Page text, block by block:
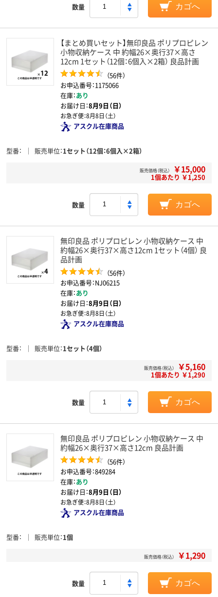
数量 カゴへ
【まとめ買いセット】無印良品 ポリプロピレン
小物収納ケース 中 約幅26×奥行37×高さ
12cm 1セット（12個：6個入×2箱） 良品計画
（56件）
お申込番号：1175066
在庫：あり
お届け日：8月9日（日）
お急ぎ便：8月8日（土）
アスクル在庫商品
型番 販売単位 1セット（12個：6個入×2箱）
販売価格（税込） ￥15,000
1個あたり ￥1,250
数量 カゴへ
無印良品 ポリプロピレン 小物収納ケース 中
約幅26×奥行37×高さ12cm 1セット（4個） 良
品計画
（56件）
お申込番号：NJ06215
在庫：あり
お届け日：8月9日（日）
お急ぎ便：8月8日（土）
アスクル在庫商品
型番 販売単位 1セット（4個）
販売価格（税込） ￥5,160
1個あたり ￥1,290
数量 カゴへ
無印良品 ポリプロピレン 小物収納ケース 中
約幅26×奥行37×高さ12cm 良品計画
（56件）
お申込番号：849284
在庫：あり
お届け日：8月9日（日）
お急ぎ便：8月8日（土）
アスクル在庫商品
型番 販売単位 1個
販売価格（税込） ￥1,290
数量 カゴへ